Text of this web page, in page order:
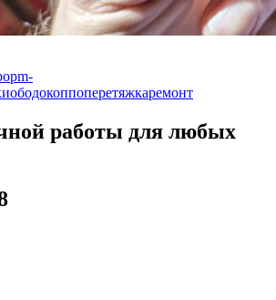
pm-
ободокоппоперетяжкаремонт
работы для любых